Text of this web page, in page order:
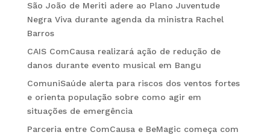
São João de Meriti adere ao Plano Juventude
Negra Viva durante agenda da ministra Rachel
Barros
CAIS ComCausa realizará ação de redução de
danos durante evento musical em Bangu
ComuniSaúde alerta para riscos dos ventos fortes
e orienta população sobre como agir em
situações de emergência
Parceria entre ComCausa e BeMagic começa com